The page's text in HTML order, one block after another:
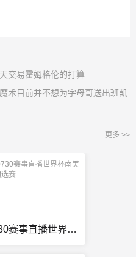
交易霍姆格伦的打算
术目前并不想为字母哥送出班凯
更多 >>
0730赛事直播世界杯南美区预选赛